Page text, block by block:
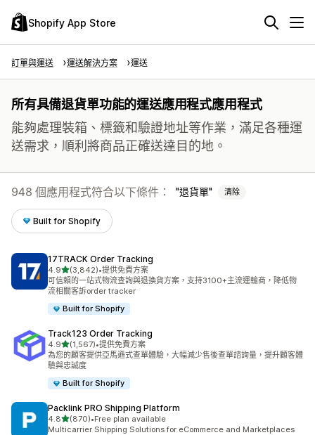
Shopify App Store
訂單與運送 運送解決方案 運送
所有具備退貨單功能的運送應用程式應用程式
能夠處理裝箱、標籤和驗證地址等作業，滿足各種運
送需求，順利將商品正確送達目的地。
948 個應用程式符合以下條件： 退貨單 清除
Built for Shopify
17TRACK Order Tracking
4.9滿分 5 顆星
(3,842)
共有 3842 則評價
•提供免費方案
可信賴的一站式物流查詢與退換貨方案，支持3100+主流運輸商，降低物
流相關客訴order tracker
Built for Shopify
Track123 Order Tracking
4.9滿分 5 顆星
(1,567)
共有 1567 則評價
•提供免費方案
為您的顧客提供亞馬遜式查單體驗，大幅減少售後查單諮詢量，提升顧客體
驗與忠誠度
Built for Shopify
Packlink PRO Shipping Platform
4.8滿分 5 顆星
(870)
共有 870 則評價
•Free plan available
Multicarrier Shipping Solutions for eCommerce and Marketplaces